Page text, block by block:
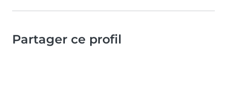
Partager ce profil